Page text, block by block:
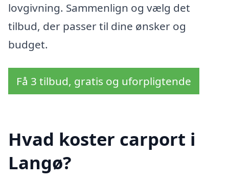
lovgivning. Sammenlign og vælg det
tilbud, der passer til dine ønsker og
budget.
Få 3 tilbud, gratis og uforpligtende
Hvad koster carport i
Langø?